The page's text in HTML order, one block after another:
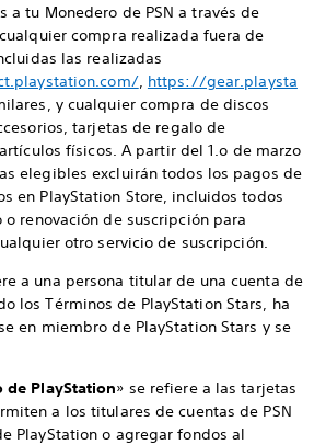
a tu Monedero de PSN a través de
compra realizada fuera de
las realizadas
, https://gear.playsta
y cualquier compra de discos
tarjetas de regalo de
físicos. A partir del 1.o de marzo
elegibles excluirán todos los pagos de
en PlayStation Store, incluidos todos
renovación de suscripción para
otro servicio de suscripción.
a una persona titular de una cuenta de
los Términos de PlayStation Stars, ha
en miembro de PlayStation Stars y se
de PlayStation» se refiere a las tarjetas
a los titulares de cuentas de PSN
PlayStation o agregar fondos al